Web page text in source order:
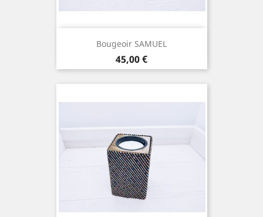
Bougeoir SAMUEL
Prix
45,00 €